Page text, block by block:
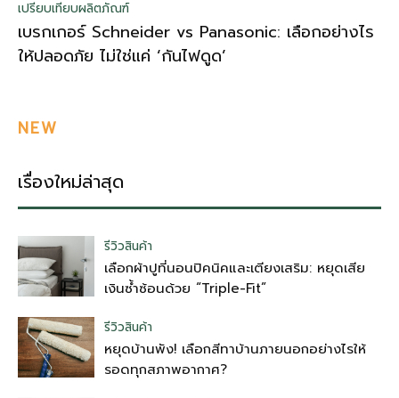
เปรียบเทียบผลิตภัณฑ์
เบรกเกอร์ Schneider vs Panasonic: เลือกอย่างไร
ให้ปลอดภัย ไม่ใช่แค่ ‘กันไฟดูด’
NEW
เรื่องใหม่ล่าสุด
รีวิวสินค้า
เลือกผ้าปูที่นอนปิคนิคและเตียงเสริม: หยุดเสีย
เงินซ้ำซ้อนด้วย “Triple-Fit”
รีวิวสินค้า
หยุดบ้านพัง! เลือกสีทาบ้านภายนอกอย่างไรให้
รอดทุกสภาพอากาศ?